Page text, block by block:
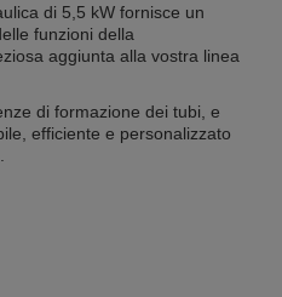
di 5,5 kW fornisce un
funzioni della
aggiunta alla vostra linea
di formazione dei tubi, e
efficiente e personalizzato